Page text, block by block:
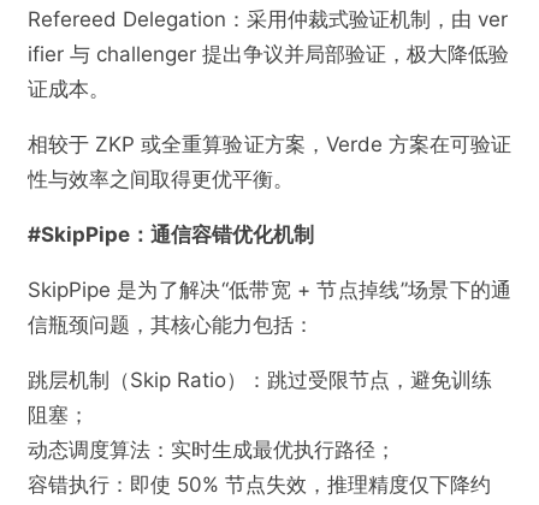
Refereed Delegation：采用仲裁式验证机制，由 ver
ifier 与 challenger 提出争议并局部验证，极大降低验
证成本。
相较于 ZKP 或全重算验证方案，Verde 方案在可验证
性与效率之间取得更优平衡。
#SkipPipe：通信容错优化机制
SkipPipe 是为了解决“低带宽 + 节点掉线”场景下的通
信瓶颈问题，其核心能力包括：
跳层机制（Skip Ratio）：跳过受限节点，避免训练
阻塞；
动态调度算法：实时生成最优执行路径；
容错执行：即使 50% 节点失效，推理精度仅下降约